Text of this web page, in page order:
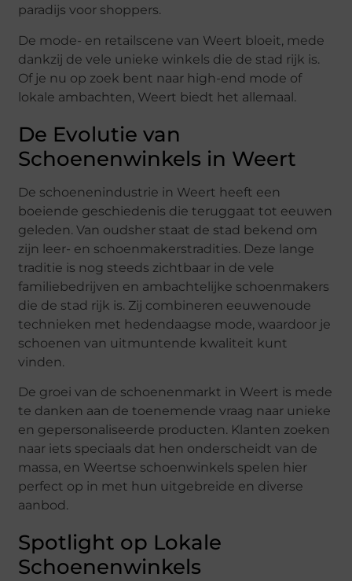
paradijs voor shoppers.
De mode- en retailscene van Weert bloeit, mede
dankzij de vele unieke winkels die de stad rijk is.
Of je nu op zoek bent naar high-end mode of
lokale ambachten, Weert biedt het allemaal.
De Evolutie van
Schoenenwinkels in Weert
De schoenenindustrie in Weert heeft een
boeiende geschiedenis die teruggaat tot eeuwen
geleden. Van oudsher staat de stad bekend om
zijn leer- en schoenmakerstradities. Deze lange
traditie is nog steeds zichtbaar in de vele
familiebedrijven en ambachtelijke schoenmakers
die de stad rijk is. Zij combineren eeuwenoude
technieken met hedendaagse mode, waardoor je
schoenen van uitmuntende kwaliteit kunt
vinden.
De groei van de schoenenmarkt in Weert is mede
te danken aan de toenemende vraag naar unieke
en gepersonaliseerde producten. Klanten zoeken
naar iets speciaals dat hen onderscheidt van de
massa, en Weertse schoenwinkels spelen hier
perfect op in met hun uitgebreide en diverse
aanbod.
Spotlight op Lokale
Schoenenwinkels